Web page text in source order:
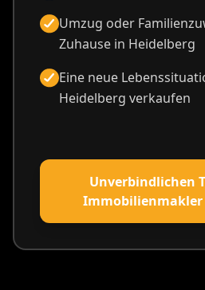
Umzug oder
Zuhause in Heidelberg
Eine neue
Heidelberg verkaufen
Unverbindlichen
Immobilienmakler